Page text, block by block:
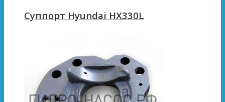
Суппорт Hyundai HX330L